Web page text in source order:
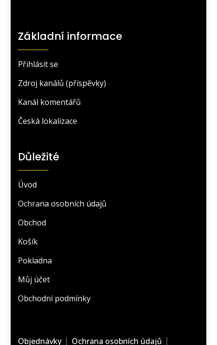
Základní informace
Přihlásit se
Zdroj kanálů (příspěvky)
Kanál komentářů
Česká lokalizace
Důležité
Úvod
Ochrana osobních údajů
Obchod
Košík
Pokladna
Můj účet
Obchodní podmínky
Objednávky Ochrana osobních údajů